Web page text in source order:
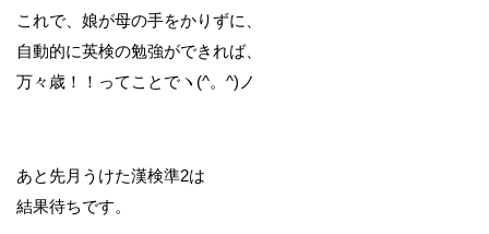
これで、娘が母の手をかりずに、
自動的に英検の勉強ができれば、
万々歳！！ってことでヽ(^。^)ノ
あと先月うけた漢検準2は
結果待ちです。